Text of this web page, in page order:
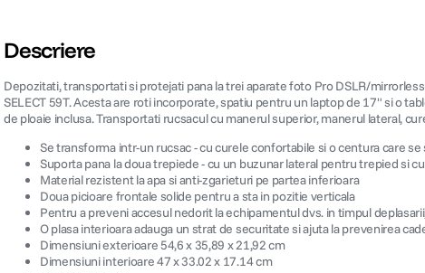
Descriere
Depozitati, transportati si protejati pana la trei aparate foto Pro DSLR/
SELECT 59T. Acesta are roti incorporate, spatiu pentru un laptop de 17" si o
de ploaie inclusa. Transportati rucsacul cu manerul superior, manerul lateral,
Se transforma intr-un rucsac - cu curele confortabile si o centura care se
Suporta pana la doua trepiede - cu un buzunar lateral pentru trepied si
Material rezistent la apa si anti-zgarieturi pe partea inferioara
Doua picioare frontale solide pentru a sta in pozitie verticala
Pentru a preveni accesul nedorit la echipamentul dvs. in timpul
O plasa interioara adauga un strat de securitate si ajuta la prevenirea
Dimensiuni exterioare 54,6 x 35,89 x 21,92 cm
Dimensiuni interioare 47 x 33.02 x 17.14 cm